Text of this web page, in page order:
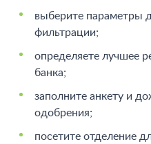
выберите параметры
фильтрации;
определяете лучшее
банка;
заполните анкету и
одобрения;
посетите отделение